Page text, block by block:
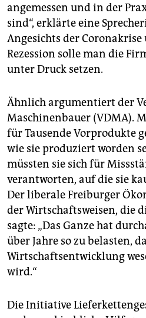
angemessen und in der
sind“, erklärte eine
Angesichts der
Rezession solle man die
unter Druck setzen.
Ähnlich argumentiert der
Maschinenbauer (VDMA).
für Tausende Vorprodukte
wie sie produziert worden
müssten sie sich für
verantworten, auf die sie
Der liberale Freiburger
der Wirtschaftsweisen, die
sagte: „Das Ganze hat
über Jahre so zu belasten,
Wirtschaftsentwicklung
wird.“
Die Initiative